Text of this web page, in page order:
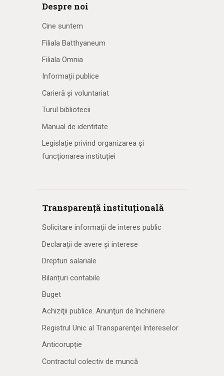
Despre noi
Cine suntem
Filiala Batthyaneum
Filiala Omnia
Informații publice
Carieră și voluntariat
Turul bibliotecii
Manual de identitate
Legislație privind organizarea și
funcționarea instituției
Transparență instituțională
Solicitare informaţii de interes public
Declarații de avere și interese
Drepturi salariale
Bilanțuri contabile
Buget
Achiziţii publice. Anunţuri de închiriere
Registrul Unic al Transparenţei Intereselor
Anticorupție
Contractul colectiv de muncă